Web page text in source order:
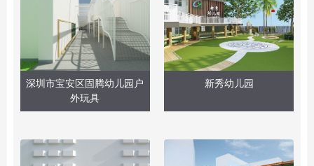
深圳市宝安区固腾幼儿园户
外玩具
新秀幼儿园